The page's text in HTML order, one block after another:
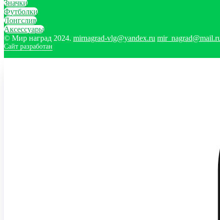
Значки
Футболки
Лонгслив
Аксессуары
© Мир наград 2024. mirnagrad-vlg@yandex.ru
Сайт разработан